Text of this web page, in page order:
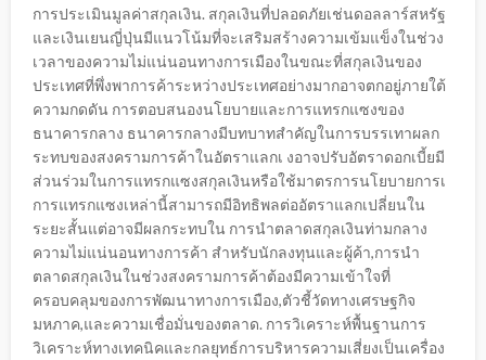
การประเมินมูลค่าสกุลเงิน. สกุลเงินที่ปลอดภัยเช่นดอลลาร์สหรัฐ
และเงินเยนญี่ปุ่นมีแนวโน้มที่จะเสริมสร้างความเข้มแข็งในช่วง
เวลาของความไม่แน่นอนทางการเมืองในขณะที่สกุลเงินของ
ประเทศที่พึ่งพาการค้าระหว่างประเทศอย่างมากอาจตกอยู่ภายใต้
ความกดดัน การตอบสนองนโยบายและการแทรกแซงของ
ธนาคารกลาง ธนาคารกลางมีบทบาทสำคัญในการบรรเทาผลก
ระทบของสงครามการค้าในอัตราแลกเ งอาจปรับอัตราดอกเบี้ยมี
ส่วนร่วมในการแทรกแซงสกุลเงินหรือใช้มาตรการนโยบายการเ
การแทรกแซงเหล่านี้สามารถมีอิทธิพลต่ออัตราแลกเปลี่ยนใน
ระยะสั้นแต่อาจมีผลกระทบใน การนำตลาดสกุลเงินท่ามกลาง
ความไม่แน่นอนทางการค้า สำหรับนักลงทุนและผู้ค้า,การนำ
ตลาดสกุลเงินในช่วงสงครามการค้าต้องมีความเข้าใจที่
ครอบคลุมของการพัฒนาทางการเมือง,ตัวชี้วัดทางเศรษฐกิจ
มหภาค,และความเชื่อมั่นของตลาด. การวิเคราะห์พื้นฐานการ
วิเคราะห์ทางเทคนิคและกลยุทธ์การบริหารความเสี่ยงเป็นเครื่อง